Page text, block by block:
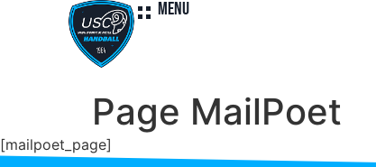
Menu
Page MailPoet
[mailpoet_page]